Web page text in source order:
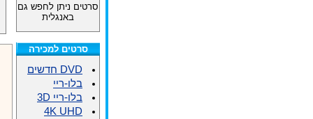
סרטים ניתן לחפש גם
באנגלית
סרטים למכירה
DVD חדשים
בלו-ריי
בלו-ריי 3D
4K UHD